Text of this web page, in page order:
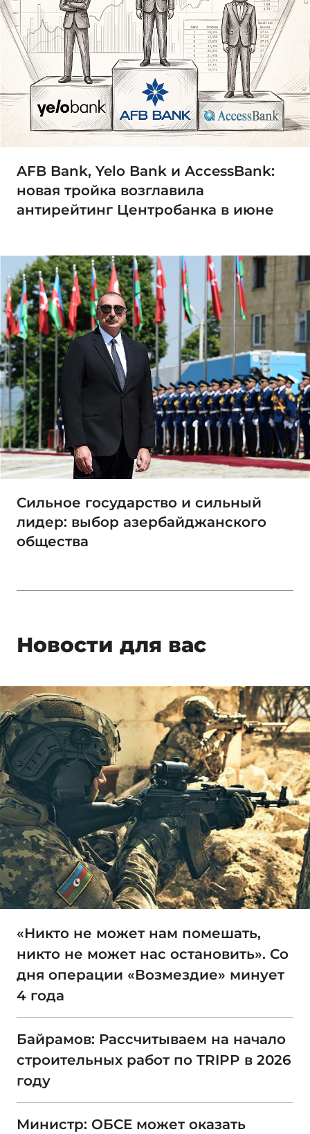
AFB Bank, Yelo Bank и AccessBank:
новая тройка возглавила
антирейтинг Центробанка в июне
Сильное государство и сильный
лидер: выбор азербайджанского
общества
Новости для вас
«Никто не может нам помешать,
никто не может нас остановить». Со
дня операции «Возмездие» минует
4 года
Байрамов: Рассчитываем на начало
строительных работ по TRIPP в 2026
году
Министр: ОБСЕ может оказать